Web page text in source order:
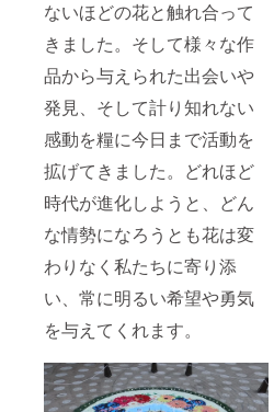
ないほどの花と触れ合って
きました。そして様々な作
品から与えられた出会いや
発見、そして計り知れない
感動を糧に今日まで活動を
拡げてきました。どれほど
時代が進化しようと、どん
な情勢になろうとも花は変
わりなく私たちに寄り添
い、常に明るい希望や勇気
を与えてくれます。